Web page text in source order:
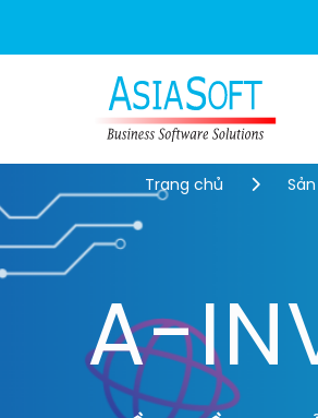
Trang chủ
A-